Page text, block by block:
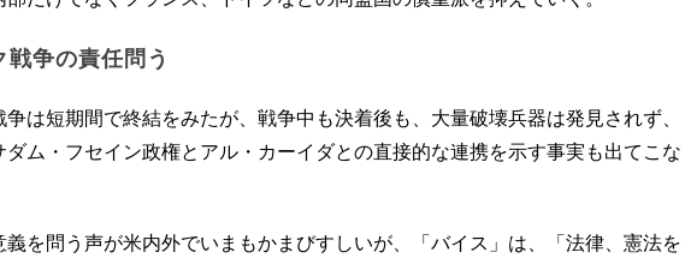
戦争の責任問う
は短期間で終結をみたが、戦争中も決着後も、大量破壊兵器は発見されず、
ダム・フセイン政権とアル・カーイダとの直接的な連携を示す事実も出てこな
を問う声が米内外でいまもかまびすしいが、「バイス」は、「法律、憲法を